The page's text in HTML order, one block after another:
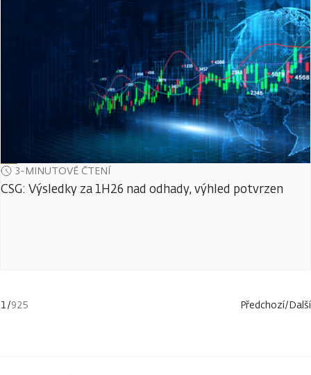
3-MINUTOVÉ ČTENÍ
CSG: Výsledky za 1H26 nad odhady, výhled potvrzen
1/925 Předchozí/Další